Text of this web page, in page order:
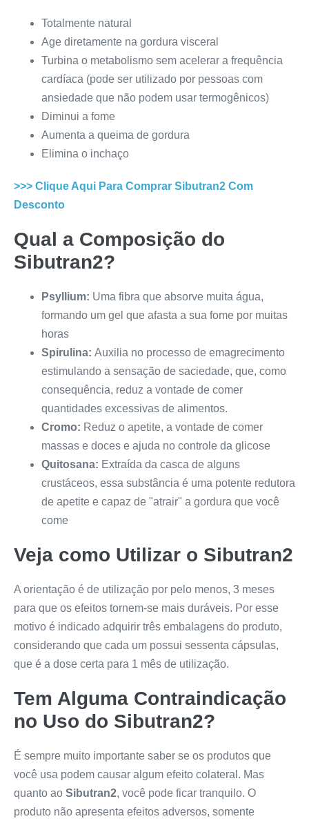
Totalmente natural
Age diretamente na gordura visceral
Turbina o metabolismo sem acelerar a frequência
cardíaca (pode ser utilizado por pessoas com
ansiedade que não podem usar termogênicos)
Diminui a fome
Aumenta a queima de gordura
Elimina o inchaço
>>> Clique Aqui Para Comprar Sibutran2 Com
Desconto
Qual a Composição do
Sibutran2?
Psyllium: Uma fibra que absorve muita água,
formando um gel que afasta a sua fome por muitas
horas
Spirulina: Auxilia no processo de emagrecimento
estimulando a sensação de saciedade, que, como
consequência, reduz a vontade de comer
quantidades excessivas de alimentos.
Cromo: Reduz o apetite, a vontade de comer
massas e doces e ajuda no controle da glicose
Quitosana: Extraída da casca de alguns
crustáceos, essa substância é uma potente redutora
de apetite e capaz de "atrair" a gordura que você
come
Veja como Utilizar o Sibutran2
A orientação é de utilização por pelo menos, 3 meses
para que os efeitos tornem-se mais duráveis. Por esse
motivo é indicado adquirir três embalagens do produto,
considerando que cada um possui sessenta cápsulas,
que é a dose certa para 1 mês de utilização.
Tem Alguma Contraindicação
no Uso do Sibutran2?
É sempre muito importante saber se os produtos que
você usa podem causar algum efeito colateral. Mas
quanto ao Sibutran2, você pode ficar tranquilo. O
produto não apresenta efeitos adversos, somente